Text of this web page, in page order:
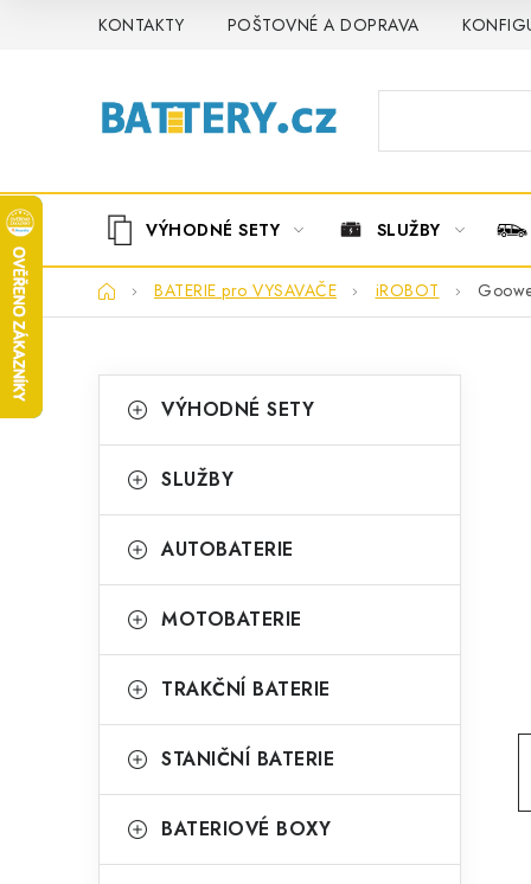
KONTAKTY POŠTOVNÉ A DOPRAVA
VÝHODNÉ SETY SLUŽBY
DomůBATERIE pro VYSAVAČE iROBOT
o
t
r
n
n
p
kategorie
a
e
o
i
VÝHODNÉ SETY
SLUŽBY
AUTOBATERIE
MOTOBATERIE
TRAKČNÍ BATERIE
STANIČNÍ BATERIE
BATERIOVÉ BOXY